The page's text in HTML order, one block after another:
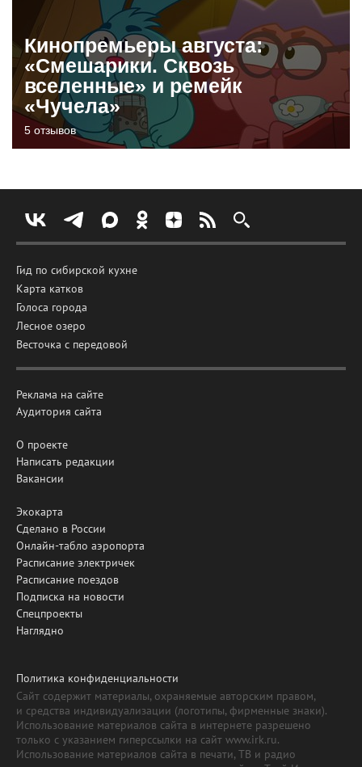
Кинопремьеры августа:
«Смешарики. Сквозь
вселенные» и ремейк
«Чучела»
5 отзывов
Гид по сибирской кухне
Карта катков
Голоса города
Лесное озеро
Весточка с передовой
Реклама на сайте
Аудитория сайта
О проекте
Написать редакции
Вакансии
Экокарта
Сделано в России
Онлайн-табло аэропорта
Расписание электричек
Расписание поездов
Подписка на новости
Спецпроекты
Наглядно
Политика конфиденциальности
Сайт содержит материалы, охраняемые авторским правом,
и средства индивидуализации (логотипы, фирменные знаки).
Использование материалов сайта в интернете разрешено
только с указанием гиперссылки на сайт www.irk.ru.
Использование материалов сайта в печати, ТВ и радио